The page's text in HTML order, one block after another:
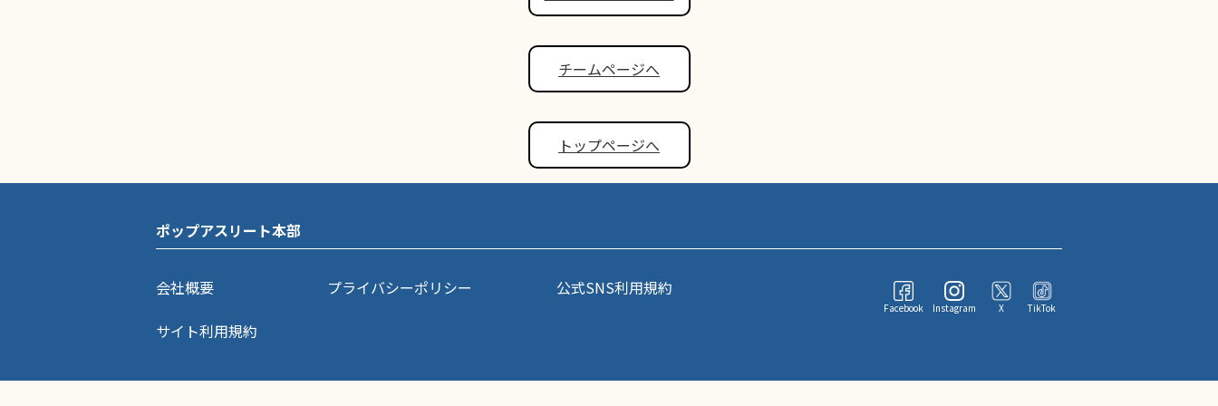
チームページへ
トップページへ
ポップアスリート本部
会社概要 プライバシーポリシー
公式SNS利用規約
サイト利用規約
Facebook Instagram X TikTok